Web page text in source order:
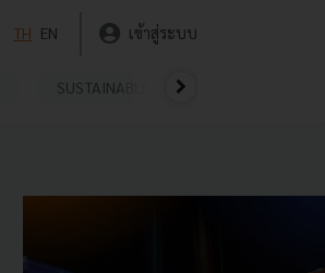
TH EN เข้าสู่ระบบ
SUSTAINABLE